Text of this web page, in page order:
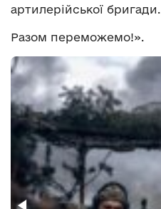
артилерійської бригади.
Разом переможемо!».